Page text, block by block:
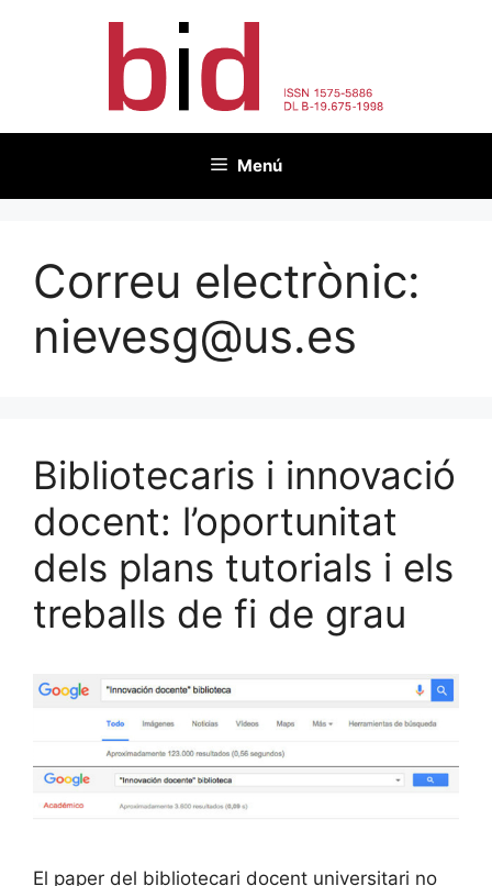
Menú
Correu electrònic:
nievesg@us.es
Bibliotecaris i innovació
docent: l’oportunitat
dels plans tutorials i els
treballs de fi de grau
El paper del bibliotecari docent universitari no